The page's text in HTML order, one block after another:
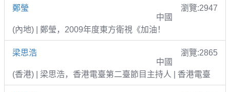
鄭瑩
瀏覽:2947
中國
(內地) | 鄭瑩，2009年度東方衛視《加油！
梁思浩
瀏覽:2865
中國
(香港) | 梁思浩，香港電臺第二臺節目主持人 | 香港電臺